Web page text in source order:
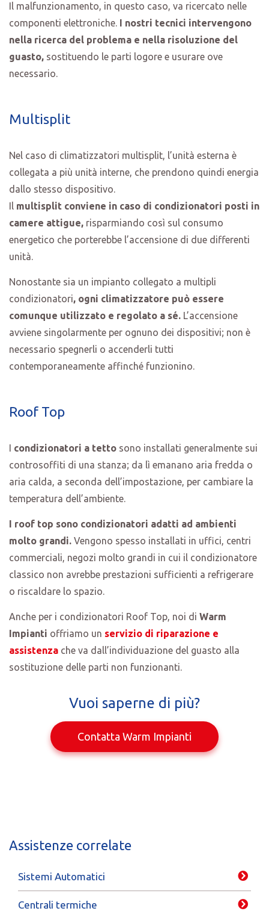
Il malfunzionamento, in questo caso, va ricercato nelle
componenti elettroniche. I nostri tecnici intervengono
nella ricerca del problema e nella risoluzione del
guasto, sostituendo le parti logore e usurare ove
necessario.
Multisplit
Nel caso di climatizzatori multisplit, l’unità esterna è
collegata a più unità interne, che prendono quindi energia
dallo stesso dispositivo.
Il multisplit conviene in caso di condizionatori posti in
camere attigue, risparmiando così sul consumo
energetico che porterebbe l’accensione di due differenti
unità.
Nonostante sia un impianto collegato a multipli
condizionatori, ogni climatizzatore può essere
comunque utilizzato e regolato a sé. L’accensione
avviene singolarmente per ognuno dei dispositivi; non è
necessario spegnerli o accenderli tutti
contemporaneamente affinché funzionino.
Roof Top
I condizionatori a tetto sono installati generalmente sui
controsoffiti di una stanza; da lì emanano aria fredda o
aria calda, a seconda dell’impostazione, per cambiare la
temperatura dell’ambiente.
I roof top sono condizionatori adatti ad ambienti
molto grandi. Vengono spesso installati in uffici, centri
commerciali, negozi molto grandi in cui il condizionatore
classico non avrebbe prestazioni sufficienti a refrigerare
o riscaldare lo spazio.
Anche per i condizionatori Roof Top, noi di Warm
Impianti offriamo un servizio di riparazione e
assistenza che va dall’individuazione del guasto alla
sostituzione delle parti non funzionanti.
Vuoi saperne di più?
Contatta Warm Impianti
Assistenze correlate
Sistemi Automatici
Centrali termiche